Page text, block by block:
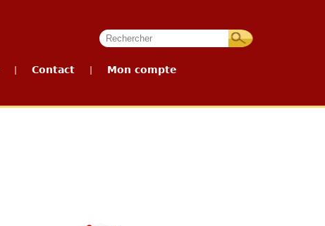
Contact Mon compte